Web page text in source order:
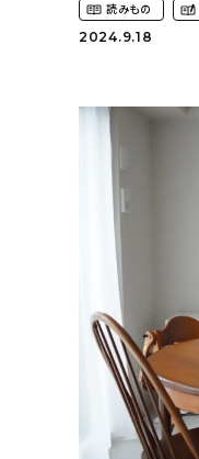
読みもの
2024.9.18